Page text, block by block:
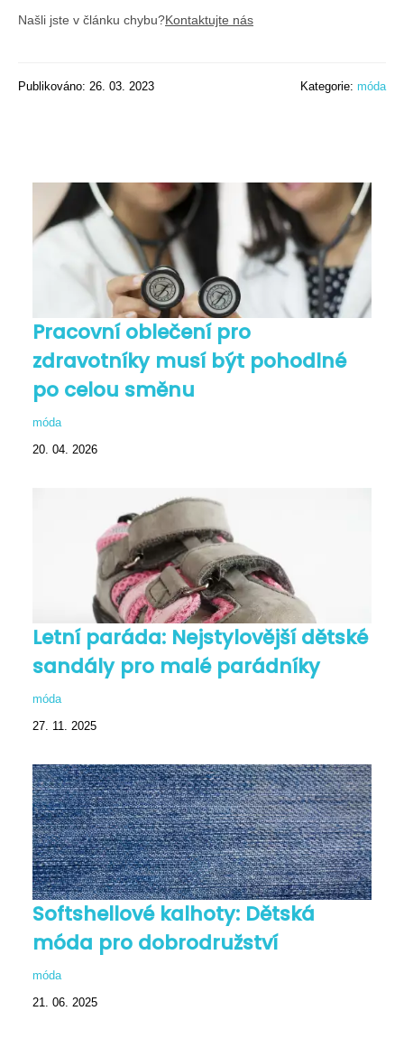
Našli jste v článku chybu?Kontaktujte nás
Publikováno: 26. 03. 2023 Kategorie: móda
Pracovní oblečení pro
zdravotníky musí být pohodlné
po celou směnu
móda
20. 04. 2026
Letní paráda: Nejstylovější dětské
sandály pro malé parádníky
móda
27. 11. 2025
Softshellové kalhoty: Dětská
móda pro dobrodružství
móda
21. 06. 2025